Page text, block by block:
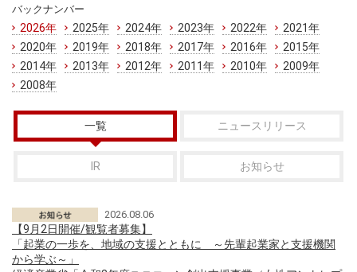
バックナンバー
2026年 2025年 2024年 2023年 2022年
2021年
2020年
2019年 2018年 2017年 2016年
2015年
2014年
2013年 2012年 2011年 2010年
2009年
2008年
一覧 ニュースリリース
IR お知らせ
2026.08.06
【9月2日開催/観覧者募集】
「起業の一歩を、地域の支援とともに ～先輩起業家と支援機関
から学ぶ～」